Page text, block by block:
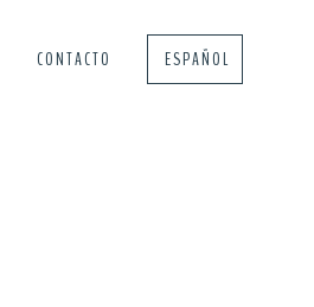
CONTACTO ESPAÑOL